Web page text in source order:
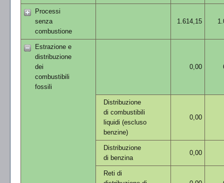
Processi
senza
combustione
1.614,15
Estrazione e
distribuzione
dei
combustibili
fossili
0,00
Distribuzione
di combustibili
liquidi (escluso
benzine)
0,00
Distribuzione
di benzina
0,00
Reti di